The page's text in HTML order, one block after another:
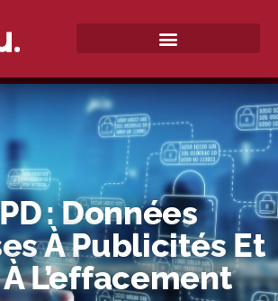
: Données
À Publicités Et
L’effacement